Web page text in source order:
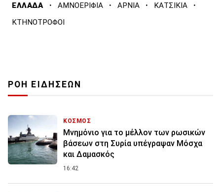
ΕΛΛΑΔΑ · ΑΜΝΟΕΡΙΦΙΑ · ΑΡΝΙΑ · ΚΑΤΣΙΚΙΑ ·
ΚΤΗΝΟΤΡΟΦΟΙ
ΡΟΗ ΕΙΔΗΣΕΩΝ
ΚΟΣΜΟΣ
Μνημόνιο για το μέλλον των ρωσικών
βάσεων στη Συρία υπέγραψαν Μόσχα
και Δαμασκός
16:42